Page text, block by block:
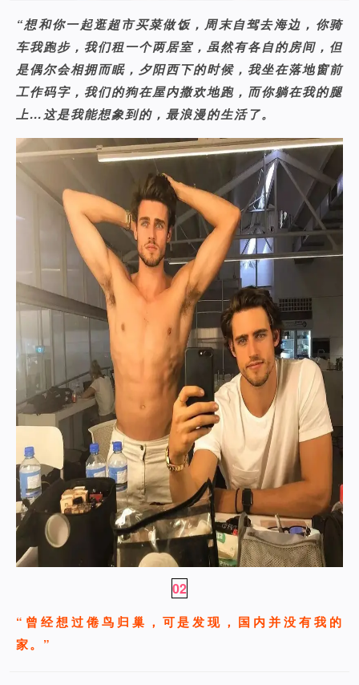
“想和你一起逛超市买菜做饭，周末自驾去海边，你骑
车我跑步，我们租一个两居室，虽然有各自的房间，但
是偶尔会相拥而眠，夕阳西下的时候，我坐在落地窗前
工作码字，我们的狗在屋内撒欢地跑，而你躺在我的腿
上…这是我能想象到的，最浪漫的生活了。
02
“曾经想过倦鸟归巢，可是发现，国内并没有我的
家。”